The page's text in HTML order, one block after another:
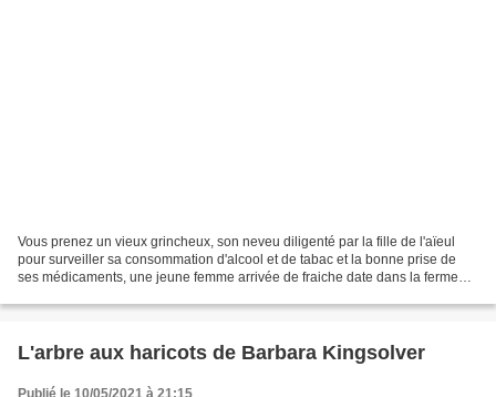
Vous prenez un vieux grincheux, son neveu diligenté par la fille de l'aïeul
pour surveiller sa consommation d'alcool et de tabac et la bonne prise de
ses médicaments, une jeune femme arrivée de fraiche date dans la ferme
L'arbre aux haricots de Barbara Kingsolver
Publié le 10/05/2021 à 21:15